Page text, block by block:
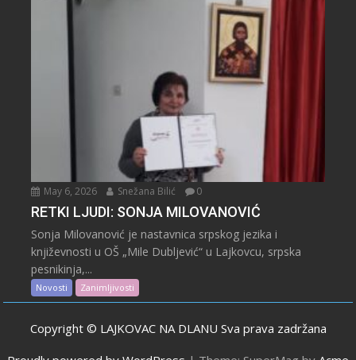
May 6, 2026 Snežana Bilić 0
RETKI LJUDI: SONJA MILOVANOVIĆ
Sonja Milovanović je nastavnica srpskog jezika i
književnosti u OŠ „Mile Dubljević“ u Lajkovcu, srpska
pesnikinja,...
Novosti Zanimljivosti
Copyright © LAJKOVAC NA DLANU Sva prava zadržana